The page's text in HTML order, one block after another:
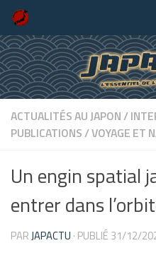
Skip to content
ACTUALITÉS AU JAPON/
PUBLICATIONS/VOYAGE ET
Un engin spatial
entrer dans
PARJAPACTU · PUBLIÉ 31/12/